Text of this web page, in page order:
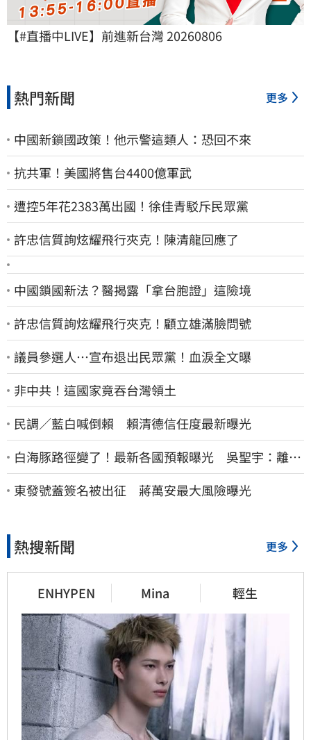
【#直播中LIVE】前進新台灣 20260806
熱門新聞 更多
中國新鎖國政策！他示警這類人：恐回不來
抗共軍！美國將售台4400億軍武
遭控5年花2383萬出國！徐佳青駁斥民眾黨
許忠信質詢炫耀飛行夾克！陳清龍回應了
中國鎖國新法？醫揭露「拿台胞證」這險境
許忠信質詢炫耀飛行夾克！顧立雄滿臉問號
議員參選人…宣布退出民眾黨！血淚全文曝
非中共！這國家竟吞台灣領土
民調／藍白喊倒賴 賴清德信任度最新曝光
白海豚路徑變了！最新各國預報曝光 吳聖宇：離台
灣又更近一點
東發號蓋簽名被出征 蔣萬安最大風險曝光
熱搜新聞 更多
ENHYPEN Mina 輕生